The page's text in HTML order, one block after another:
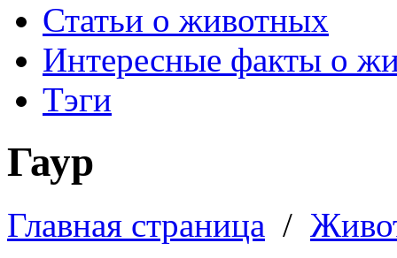
Статьи о животных
Интересные факты о
Тэги
Гаур
Главная страница /